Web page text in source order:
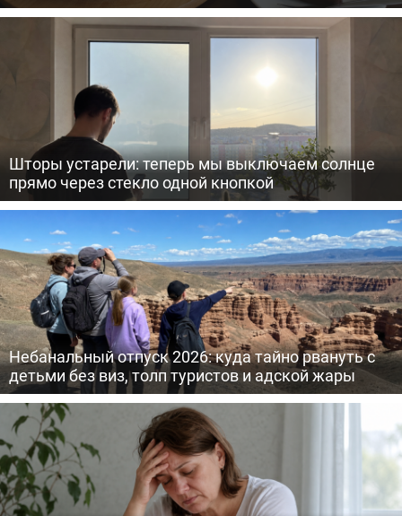
Шторы устарели: теперь мы выключаем солнце
прямо через стекло одной кнопкой
Небанальный отпуск 2026: куда тайно рвануть с
детьми без виз, толп туристов и адской жары